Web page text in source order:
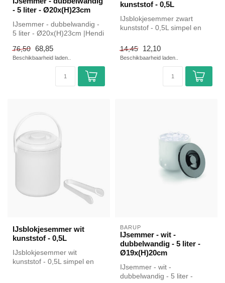
- 5 liter - Ø20x(H)23cm
IJsemmer - dubbelwandig -
5 liter - Ø20x(H)23cm |Hendi
76,50 68,85
Beschikbaarheid laden..
kunststof - 0,5L
IJsblokjesemmer zwart
kunststof - 0,5L simpel en
horeca. O...
14,45 12,10
Beschikbaarheid laden..
IJsblokjesemmer wit
kunststof - 0,5L
IJsblokjesemmer wit
kunststof - 0,5L simpel en
BARUP
IJsemmer - wit -
dubbelwandig - 5 liter -
Ø19x(H)20cm
IJsemmer - wit -
dubbelwandig - 5 liter -